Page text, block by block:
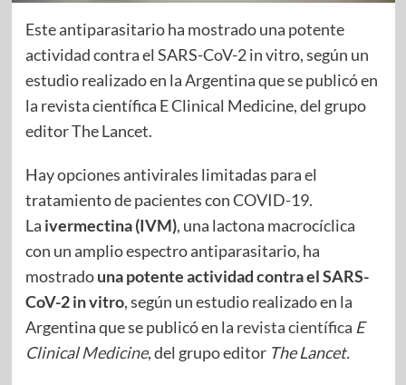
Este antiparasitario ha mostrado una potente
actividad contra el SARS-CoV-2 in vitro, según un
estudio realizado en la Argentina que se publicó en
la revista científica E Clinical Medicine, del grupo
editor The Lancet.
Hay opciones antivirales limitadas para el
tratamiento de pacientes con COVID-19.
La ivermectina (IVM), una lactona macrocíclica
con un amplio espectro antiparasitario, ha
mostradouna potente actividad contra el SARS-
CoV-2 in vitro, según un estudio realizado en la
Argentina que se publicó en la revista científica E
Clinical Medicine, del grupo editorThe Lancet.